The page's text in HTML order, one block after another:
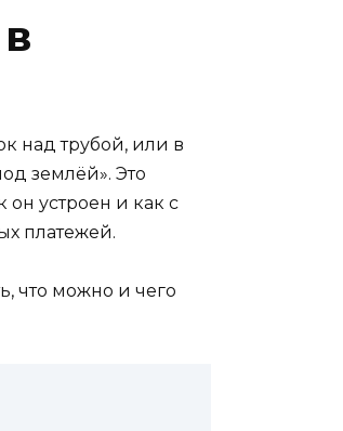
над трубой, или в
землёй». Это
он устроен и как с
платежей.
что можно и чего